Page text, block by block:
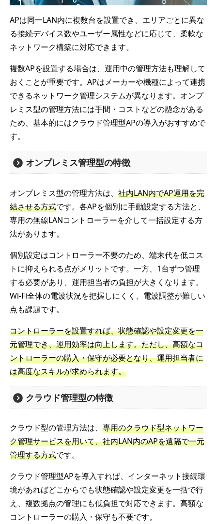
APは同一LAN内に複数台を設置でき、エリアごとに異な
る接続デバイス数やユーザー属性などに応じて、柔軟な
ネットワーク構築に対応できます。
複数APを設置する場合は、運用中の管理方法も理解して
おくことが重要です。APはメーカーや機種によって連携
できるネットワーク管理システムが異なります。オンプ
レミス型の管理方法には手間・コストなどの懸念がある
ため、基本的にはクラウド管理型APの導入がおすすめで
す。
オンプレミス管理型の特徴
オンプレミス型の管理方法は、 社内LAN内でAP運用を完
結させる方式です。各APを個別に手動設定する方法と、
専用の無線LANコントローラーを介して一括設定する方
法があります。
個別設定はコントローラー不要のため、端末代を低コス
トに抑えられる点がメリットです。一方、1台ずつ管理
する必要があり、運用担当者の負担が大きくなります。
Wi-Fi全体の電波状況を把握しにくく、電波調整が難しい
点も課題です。
コントローラーを設置すれば、状態確認や設定変更を一
元管理でき、運用効率は向上します。ただし、高額なコ
ントローラーの購入・保守が必要となり、運用担当者に
は高度なスキルが求められます。
クラウド管理型の特徴
クラウド型の管理方法は、 専用のクラウド型ネットワー
ク管理サービスを用いて、社内LAN内のAPを遠隔で一元
管理する方式です。
クラウド管理型APを導入すれば、インターネット接続環
境があればどこからでも状態確認や設定変更を一括で行
え、複数拠点の管理にも低負担で対応できます。高額な
コントローラーの購入・保守も不要です。